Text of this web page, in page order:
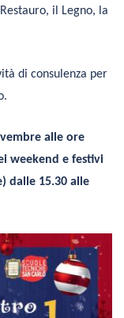
il Legno, la
di consulenza per
alle ore
weekend e festivi
dalle 15.30 alle